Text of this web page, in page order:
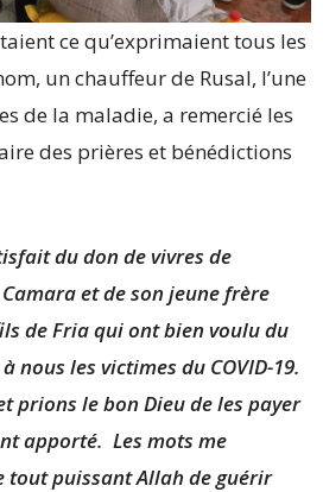
ce qu’exprimaient tous les
un chauffeur de Rusal, l’une
de la maladie, a remercié les
des prières et bénédictions
du don de vivres de
et de son jeune frère
de Fria qui ont bien voulu du
nous les victimes du COVID-19.
prions le bon Dieu de les payer
apporté. Les mots me
tout puissant Allah de guérir